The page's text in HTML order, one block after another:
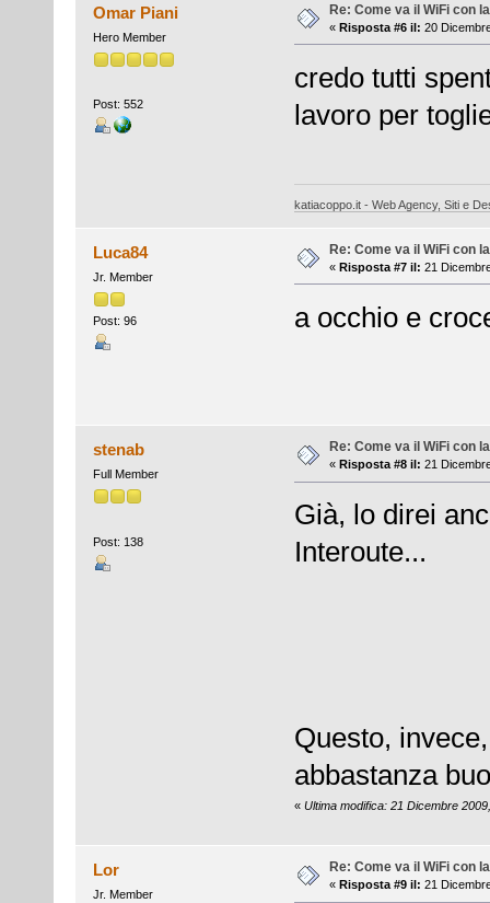
Omar Piani
Hero Member
Post: 552
Re: Come va il WiFi con
« Risposta #6 il: 20
credo tutti
lavoro per
katiacoppo.it - Web Agency, Siti e
Luca84
Jr. Member
Post: 96
Re: Come va il WiFi con
« Risposta #7 il: 21
a occhio e
stenab
Full Member
Post: 138
Re: Come va il WiFi con
« Risposta #8 il: 21
Già, lo direi
Interoute...
Questo,
abbastanza
« Ultima modifica: 21 Dicembre
Lor
Jr. Member
Re: Come va il WiFi con
« Risposta #9 il: 21